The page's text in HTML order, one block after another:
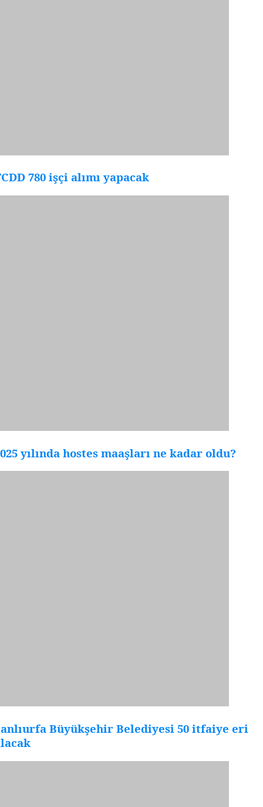
780 işçi alımı yapacak
yılında hostes maaşları ne kadar oldu?
Büyükşehir Belediyesi 50 itfaiye eri